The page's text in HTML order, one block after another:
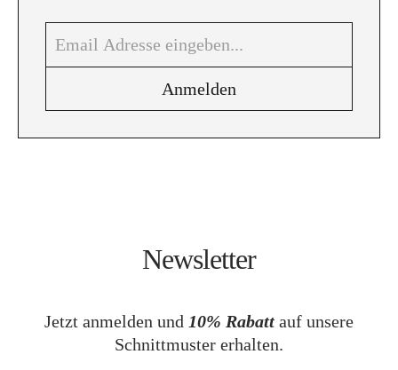
Newsletter
Jetzt anmelden und 10% Rabatt auf unsere
Schnittmuster erhalten.